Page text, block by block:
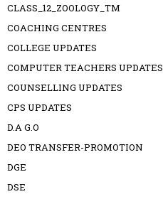
CLASS_12_ZOOLOGY_TM
COACHING CENTRES
COLLEGE UPDATES
COMPUTER TEACHERS UPDATES
COUNSELLING UPDATES
CPS UPDATES
D.A G.O
DEO TRANSFER-PROMOTION
DGE
DSE